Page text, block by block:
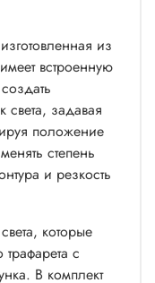
из
встроенную
задавая
положение
степень
и резкость
которые
с
В комплект